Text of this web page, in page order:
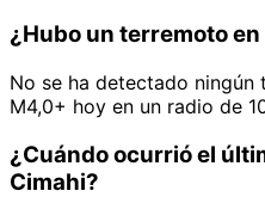
¿Hubo un terremoto
No se ha detectado
M4,0+ hoy en un radio de
¿Cuándo ocurrió el
Cimahi?